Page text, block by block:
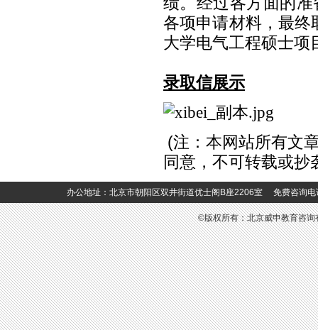
各项申请材料，最终
大学电气工程硕士项
录取信展示
(注：本网站所有文
同意，不可转载或抄
办公地址：北京市朝阳区双井街道优士阁B座2206室 免费咨
©版权所有：北京威申教育咨